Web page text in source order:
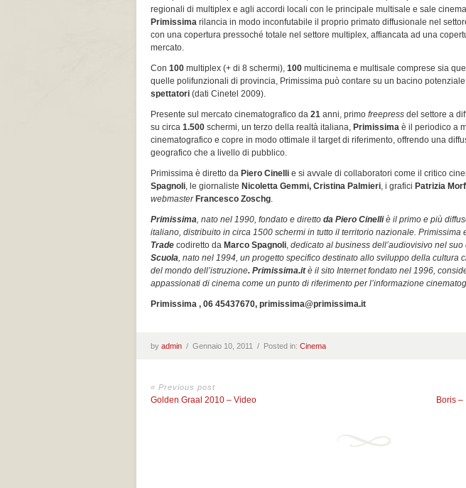
regionali di multiplex e agli accordi locali con le principale multisale e sale
Primissima rilancia in modo inconfutabile il proprio primato diffusionale nel
con una copertura pressoché totale nel settore multiplex, affiancata ad una
mercato.
Con 100 multiplex (+ di 8 schermi), 100 multicinema e multisale comprese sia
quelle polifunzionali di provincia, Primissima può contare su un bacino
spettatori (dati Cinetel 2009).
Presente sul mercato cinematografico da 21 anni, primo freepress del settore a
su circa 1.500 schermi, un terzo della realtà italiana, Primissima è il periodico a
cinematografico e copre in modo ottimale il target di riferimento, offrendo una
geografico che a livello di pubblico.
Primissima è diretto da Piero Cinelli e si avvale di collaboratori come il critico
Spagnoli, le giornaliste Nicoletta Gemmi, Cristina Palmieri, i grafici Patrizia
webmaster Francesco Zoschg.
Primissima, nato nel 1990, fondato e diretto da Piero Cinelliè il primo e più
italiano, distribuito in circa 1500 schermi in tutto il territorio nazionale. Primissima
Trade codiretto da Marco Spagnoli, dedicato al business dell’audiovisivo nel suo
Scuola, nato nel 1994, un progetto specifico destinato allo sviluppo della cultura
del mondo dell’istruzione. Primissima.itè il sito Internet fondato nel 1996,
appassionati di cinema come un punto di riferimento per l’informazione
Primissima , 06 45437670, primissima@primissima.it
by admin / Gennaio 10, 2011 / Posted in: Cinema
« Previous post
Golden Graal 2010 – Video Boris